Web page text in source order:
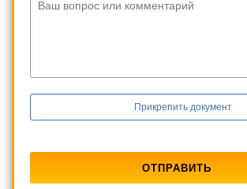
Ваш вопрос или комментарий
Прикрепить документ